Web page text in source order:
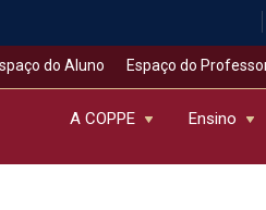
do Aluno Espaço do
A COPPE Ensino